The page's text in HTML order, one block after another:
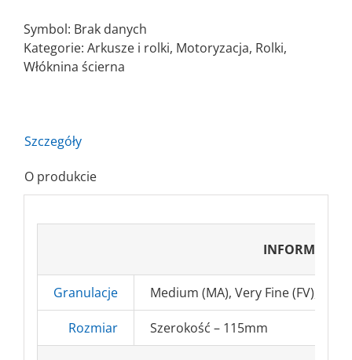
włóknina
szer.115mm
MA/FV/UF
Symbol: Brak danych
Kategorie: Arkusze i rolki, Motoryzacja, Rolki,
Włóknina ścierna
Szczegóły
O produkcie
INFORMACJE
Granulacje Medium (MA), Very Fine (FV), Ultra
Rozmiar Szerokość – 115mm